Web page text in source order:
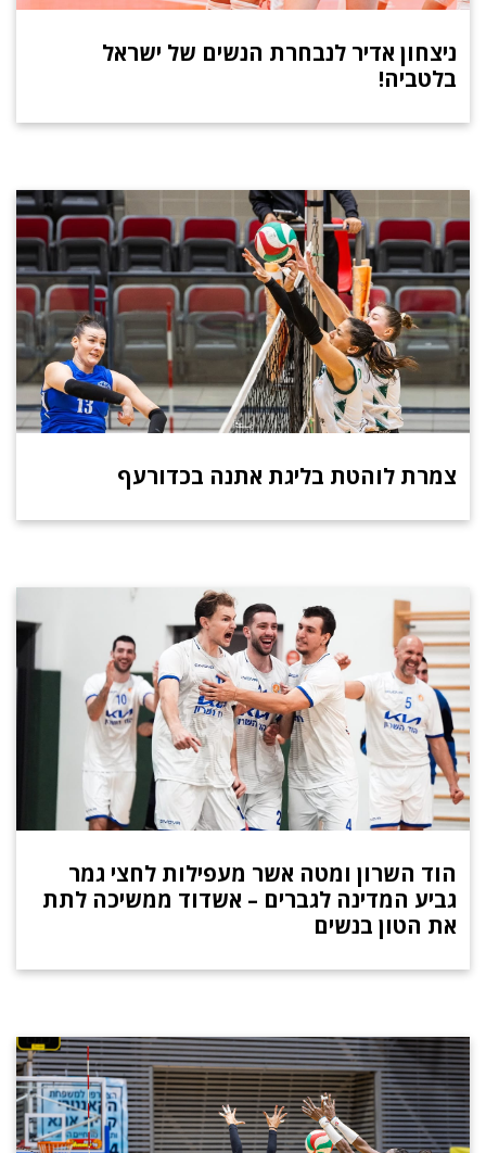
ניצחון אדיר לנבחרת הנשים של ישראל
בלטביה!
צמרת לוהטת בליגת אתנה בכדורעף
הוד השרון ומטה אשר מעפילות לחצי גמר
גביע המדינה לגברים – אשדוד ממשיכה לתת
את הטון בנשים